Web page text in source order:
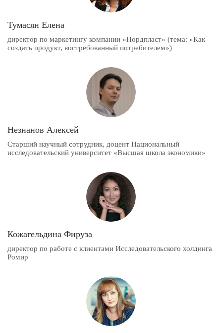
Тумасян Елена
директор по маркетингу компании «Нордпласт» (тема: «Как
создать продукт, востребованный потребителем»)
Незнанов Алексей
Старший научный сотрудник, доцент Национальный
исследовательский университет «Высшая школа экономики»
Кожагельдина Фируза
директор по работе с клиентами Исследовательского холдинга
Ромир